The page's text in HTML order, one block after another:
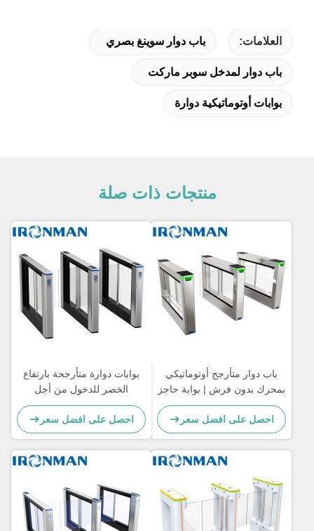
العلامات: باب دوار سوينغ بصري
باب دوار لمدخل سوبر ماركت
بوابات أوتوماتيكية دوارة
منتجات ذات صلة
باب دوار متأرجح أوتوماتيكي
بمحرك بدون فرش | بوابة حاجز
المشاة للتحكم الذكي في
الوصول للمباني التجارية، عملية
سريعة وصامتة
احصل على افضل سعر
بوابات دوارة متأرجحة بارتفاع
الخصر للدخول من أجل
مراحيض عامة وصالات رياضية
من الفولاذ المجلفن مع شعار
ليزر
احصل على افضل سعر